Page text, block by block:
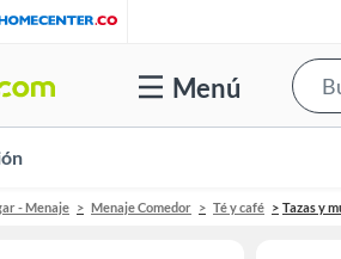
Menú
- Menaje Menaje Comedor Té y café Tazas y